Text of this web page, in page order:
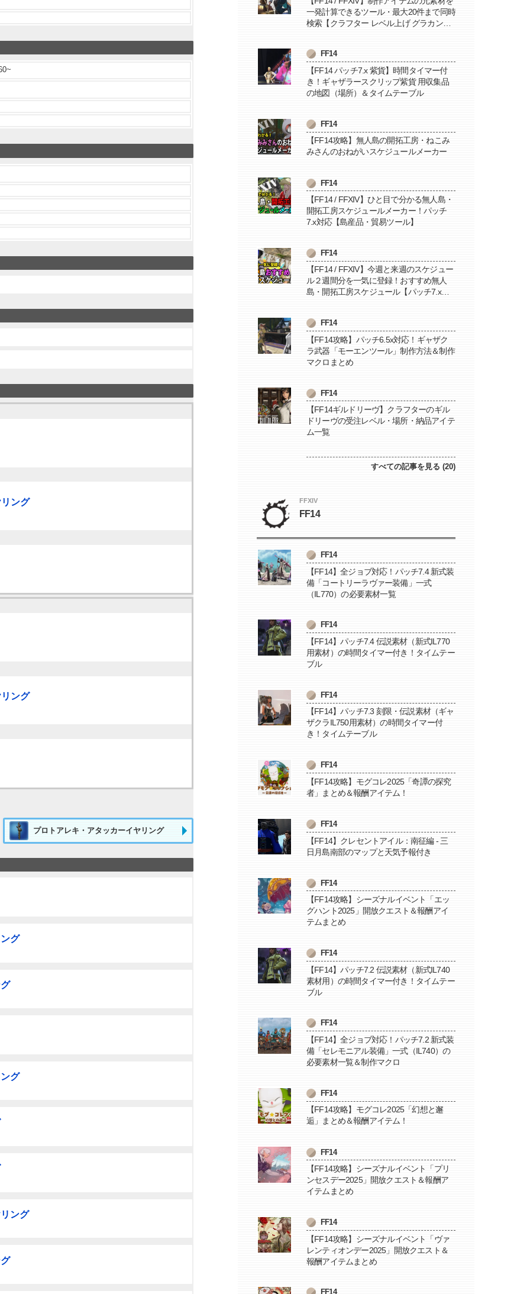
ング
ング
プロトアレキ・アタッカーイヤリング
グ
グ
ング
一発計算できるツール・最大20件まで同時
検索【クラフター レベル上げ グラカン納
FF14
【FF14 パッチ7.x 紫貨】時間タイマー付
き！ギャザラースクリップ紫貨 用収集品
の地図（場所）＆タイムテーブル
FF14
【FF14攻略】無人島の開拓工房・ねこみ
みさんのおねがいスケジュールメーカー
FF14
【FF14 / FFXIV】ひと目で分かる無人島・
開拓工房スケジュールメーカー！パッチ
7.x対応【島産品・貿易ツール】
FF14
【FF14 / FFXIV】今週と来週のスケジュー
ル２週間分を一気に登録！おすすめ無人
島・開拓工房スケジュール【パッチ7.x対
FF14
【FF14攻略】パッチ6.5x対応！ギャザク
ラ武器「モーエンツール」制作方法＆制作
マクロまとめ
FF14
【FF14ギルドリーヴ】クラフターのギル
ドリーヴの受注レベル・場所・納品アイテ
ム一覧
すべての記事を見る (20)
FFXIV
FF14
FF14
【FF14】全ジョブ対応！パッチ7.4 新式装
備「コートリーラヴァー装備」一式
（IL770）の必要素材一覧
FF14
【FF14】パッチ7.4 伝説素材（新式IL770
用素材）の時間タイマー付き！タイムテー
ブル
FF14
【FF14】パッチ7.3 刻限・伝説素材（ギャ
ザクラIL750用素材）の時間タイマー付
き！タイムテーブル
FF14
【FF14攻略】モグコレ2025「奇譚の探究
者」まとめ＆報酬アイテム！
FF14
【FF14】クレセントアイル：南征編 - 三
日月島南部のマップと天気予報付き
FF14
【FF14攻略】シーズナルイベント「エッ
グハント2025」開放クエスト＆報酬アイ
テムまとめ
FF14
【FF14】パッチ7.2 伝説素材（新式IL740
素材用）の時間タイマー付き！タイムテー
ブル
FF14
【FF14】全ジョブ対応！パッチ7.2 新式装
備「セレモニアル装備」一式（IL740）の
必要素材一覧＆制作マクロ
FF14
【FF14攻略】モグコレ2025「幻想と邂
逅」まとめ＆報酬アイテム！
FF14
【FF14攻略】シーズナルイベント「プリ
ンセスデー2025」開放クエスト＆報酬ア
イテムまとめ
FF14
【FF14攻略】シーズナルイベント「ヴァ
レンティオンデー2025」開放クエスト＆
報酬アイテムまとめ